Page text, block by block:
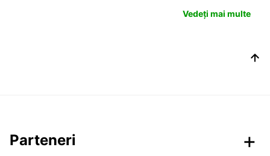
Vedeți mai multe
Parteneri